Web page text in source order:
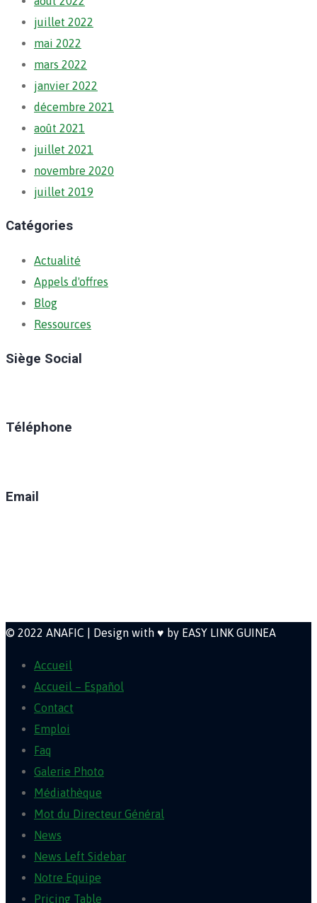
juillet 2022
mai 2022
mars 2022
janvier 2022
décembre 2021
août 2021
juillet 2021
novembre 2020
juillet 2019
Catégories
Actualité
Appels d'offres
Blog
Ressources
Siège Social
Téléphone
Email
© 2022 ANAFIC | Design with ♥ by EASY LINK GUINEA
Accueil
Accueil – Español
Contact
Emploi
Faq
Galerie Photo
Médiathèque
Mot du Directeur Général
News
News Left Sidebar
Notre Equipe
Pricing Table